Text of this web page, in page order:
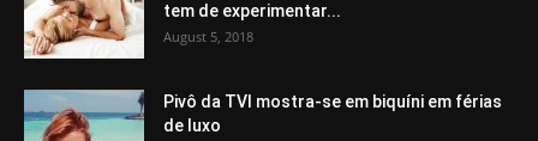
tem de experimentar...
August 5, 2018
Pivô da TVI mostra-se em biquíni em férias
de luxo